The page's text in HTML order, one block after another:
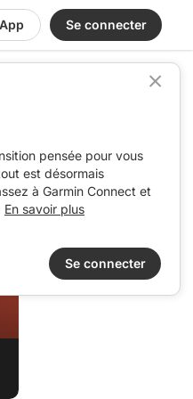
App Se connecter
pensée pour vous
est désormais
à Garmin Connect et
En savoir plus
Se connecter